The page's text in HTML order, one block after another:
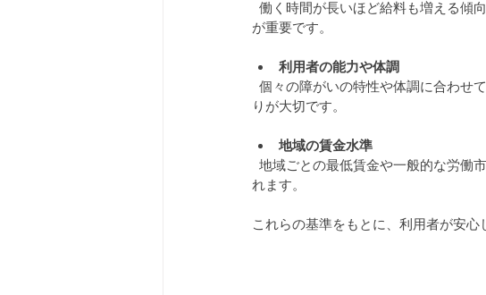
が重要です。
利用者の能力や体調
りが大切です。
地域の賃金水準
れます。
これらの基準をもとに、利用者が安心